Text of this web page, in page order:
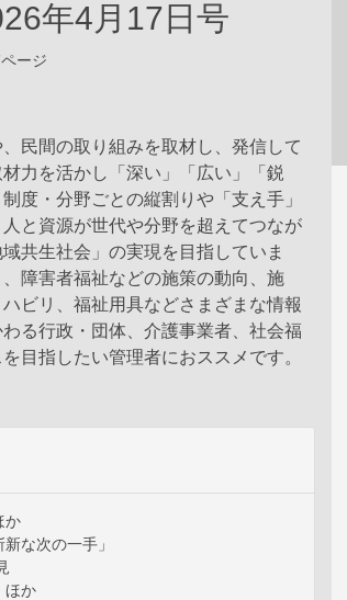
年4月17日号
ージ
民間の取り組みを取材し、発信して
力を活かし「深い」「広い」「鋭
度・分野ごとの縦割りや「支え手」
と資源が世代や分野を超えてつなが
共生社会」の実現を目指していま
障害者福祉などの施策の動向、施
ビリ、福祉用具などさまざまな情報
る行政・団体、介護事業者、社会福
目指したい管理者におススメです。
か
な次の一手」
ほか